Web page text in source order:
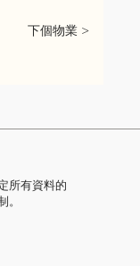
下個物業 >
所有資料的
。